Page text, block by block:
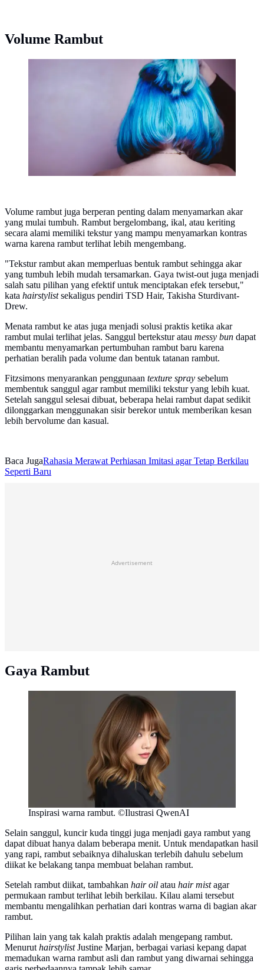
Volume Rambut
Ilustrasi rambut warna-warni. (dok. Unsplash/Luis
Volume rambut juga berperan penting dalam menyamarkan akar
yang mulai tumbuh. Rambut bergelombang, ikal, atau keriting
secara alami memiliki tekstur yang mampu menyamarkan kontras
warna karena rambut terlihat lebih mengembang.
"Tekstur rambut akan memperluas bentuk rambut sehingga akar
yang tumbuh lebih mudah tersamarkan. Gaya twist-out juga menjadi
salah satu pilihan yang efektif untuk menciptakan efek tersebut,"
kata hairstylistsekaligus pendiri TSD Hair, Takisha Sturdivant-
Drew.
Menata rambut ke atas juga menjadi solusi praktis ketika akar
rambut mulai terlihat jelas. Sanggul bertekstur atau messy bun dapat
membantu menyamarkan pertumbuhan rambut baru karena
perhatian beralih pada volume dan bentuk tatanan rambut.
Fitzsimons menyarankan penggunaan texture spray sebelum
membentuk sanggul agar rambut memiliki tekstur yang lebih kuat.
Setelah sanggul selesai dibuat, beberapa helai rambut dapat sedikit
dilonggarkan menggunakan sisir berekor untuk memberikan kesan
lebih bervolume dan kasual.
Baca JugaRahasia Merawat Perhiasan Imitasi agar Tetap Berkilau
Seperti Baru
Advertisement
Gaya Rambut
Inspirasi warna rambut. ©Ilustrasi QwenAI
Selain sanggul, kuncir kuda tinggi juga menjadi gaya rambut yang
dapat dibuat hanya dalam beberapa menit. Untuk mendapatkan hasil
yang rapi, rambut sebaiknya dihaluskan terlebih dahulu sebelum
diikat ke belakang tanpa membuat belahan rambut.
Setelah rambut diikat, tambahkan hair oil atau hair mistagar
permukaan rambut terlihat lebih berkilau. Kilau alami tersebut
membantu mengalihkan perhatian dari kontras warna di bagian akar
rambut.
Pilihan lain yang tak kalah praktis adalah mengepang rambut.
Menurut hairstylistJustine Marjan, berbagai variasi kepang dapat
memadukan warna rambut asli dan rambut yang diwarnai sehingga